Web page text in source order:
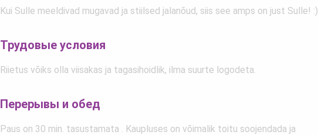
Kui Sulle meeldivad mugavad ja stiilsed jalanõud, siis see amps on just Sulle! :)
Трудовые условия
Riietus võiks olla viisakas ja tagasihoidlik, ilma suurte logodeta.
Перерывы и обед
Paus on 30 min. tasustamata . Kaupluses on võimalik toitu soojendada ja